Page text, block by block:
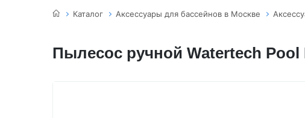
Каталог Аксессуары для бассейнов в Москве
Пылесос ручной Watertech Pool